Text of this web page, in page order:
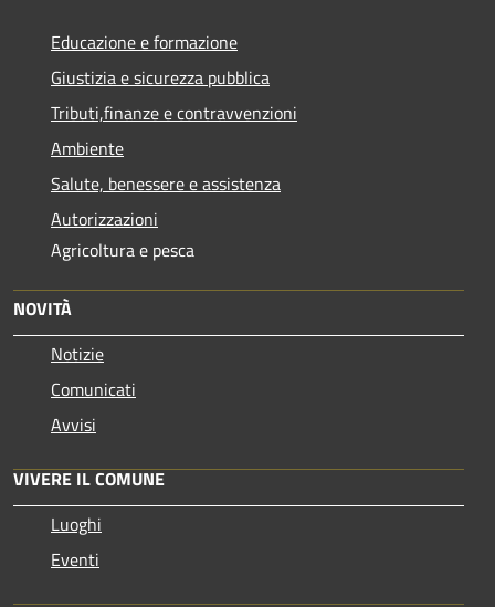
Educazione e formazione
Giustizia e sicurezza pubblica
Tributi,finanze e contravvenzioni
Ambiente
Salute, benessere e assistenza
Autorizzazioni
Agricoltura e pesca
NOVITÀ
Notizie
Comunicati
Avvisi
VIVERE IL COMUNE
Luoghi
Eventi